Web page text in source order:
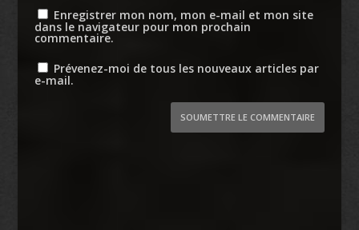
Enregistrer mon nom, mon e-mail et mon site
dans le navigateur pour mon prochain
commentaire.
Prévenez-moi de tous les nouveaux articles par
e-mail.
SOUMETTRE LE COMMENTAIRE